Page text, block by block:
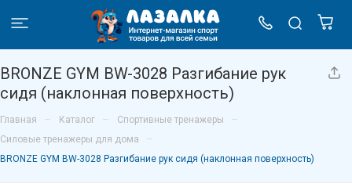
BRONZE GYM BW-3028 Разгибание рук
сидя (наклонная поверхность)
Главная – Каталог – Спортивные тренажеры –
Силовые тренажеры для дома –
BRONZE GYM BW-3028 Разгибание рук сидя (наклонная поверхность)